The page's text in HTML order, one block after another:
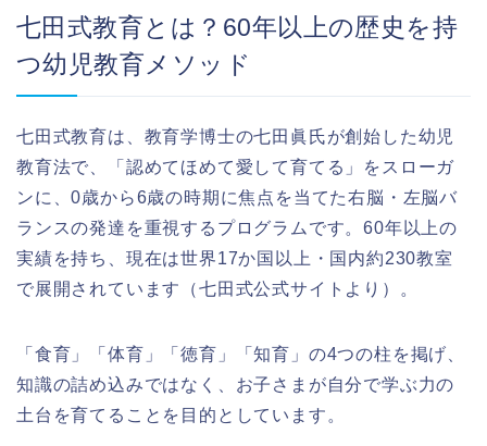
七田式教育とは？60年以上の歴史を持
つ幼児教育メソッド
七田式教育は、教育学博士の七田眞氏が創始した幼児
教育法で、「認めてほめて愛して育てる」をスローガ
ンに、0歳から6歳の時期に焦点を当てた右脳・左脳バ
ランスの発達を重視するプログラムです。60年以上の
実績を持ち、現在は世界17か国以上・国内約230教室
で展開されています（七田式公式サイトより）。
「食育」「体育」「徳育」「知育」の4つの柱を掲げ、
知識の詰め込みではなく、お子さまが自分で学ぶ力の
土台を育てることを目的としています。